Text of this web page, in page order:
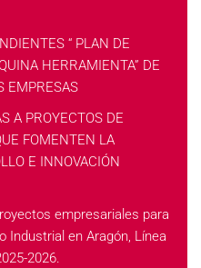
“ PLAN DE
HERRAMIENTA” DE
EMPRESAS
A PROYECTOS DE
FOMENTEN LA
E INNOVACIÓN
empresariales para
Industrial en Aragón, Línea
2026.